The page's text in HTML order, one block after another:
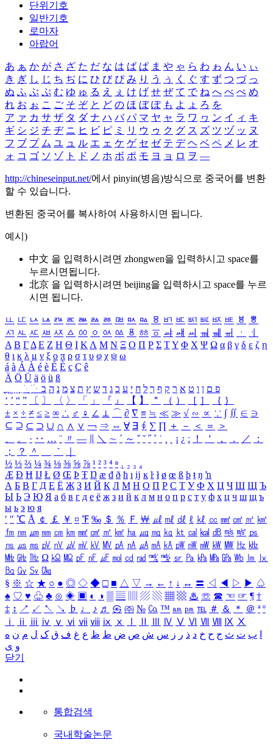
단위기호
일반기호
로마자
아랍어
あ ぁ か が さ ざ た だ な は ば ぱ ま や ゃ ら わ ゎ ん い ぃ
き ぎ し じ ち ぢ に ひ び ぴ み り う ぅ く ぐ す ず つ づ っ
ぬ ふ ぶ ぷ む ゆ ゅ る え ぇ け げ せ ぜ て で ね へ べ ぺ め
れ お ぉ こ ご そ ぞ と ど の ほ ぼ ぽ も よ ょ ろ を
ア ァ カ サ ザ タ ダ ナ ハ バ パ マ ヤ ャ ラ ワ ヮ ン イ ィ キ
ギ シ ジ チ ヂ ニ ヒ ビ ピ ミ リ ウ ゥ ク グ ス ズ ツ ヅ ッ ヌ
フ ブ プ ム ユ ュ ル エ ェ ケ ゲ セ ゼ テ デ ヘ ベ ペ メ レ オ
ォ コ ゴ ソ ゾ ト ド ノ ホ ボ ポ モ ヨ ョ ロ ヲ ―
http://chineseinput.net/에서 pinyin(병음)방식으로 중국어를 변환
할 수 있습니다.
변환된 중국어를 복사하여 사용하시면 됩니다.
예시)
中文 을 입력하시려면 zhongwen을 입력하시고 space를
누르시면됩니다.
北京 을 입력하시려면 beijing을 입력하시고 space를 누르
시면 됩니다.
ㅥ ㅦ ㅧ ㅨ ㅩ ㅪ ㅫ ㅬ ㅭ ㅮ ㅯ ㅰ ㅱ ㅲ ㅳ ㅴ ㅵ ㅶ ㅷ ㅸ
ㅹ
ㅺ ㅻ ㅼ ㅽ ㅾ ㅿ ㆀ ㆁ ㆂ ㆃ ㆄ ㆅ ㆆ ㆇ ㆈ ㆉ ㆊ ㆋ ㆌ ㆍ
ㆎ
Α Β ΓΔ Ε Ζ Η Θ Ι ΚΛ Μ Ν Ξ Ο Π Ρ Σ ΤΥ Φ Χ Ψ Ω α β γ δ ε ζ η
θ ι κ λ μ ν ξ ο π ρ σ τ υ φ χ ψ ω
á à Á À é è É È ç Ç ê
Ä Ö Ü ä ö ü ß
ִֶֹ ֻּ ׁׂ פ ם ן ו ט א ר ק ף ך ל ח י ע כ ג ד ש ץ ת צ מ נ ה ב
‘ ’ “ ” 〔 〕 〈 〉 「 」 『 』 【 】 ＂ （ ） ［ ］ ｛ ｝
± × ÷ ≠ ≤ ≥ ∞ ∴ ♂ ♀ ∠ ⊥ ⌒ ∂ ∇ ≡ ≒ ≪ ≫ √ ∽ ∝ ∵ ∫ ∬ ∈ ∋
⊆ ⊇ ⊂ ⊃ ∪ ∩ ∧ ∨ ￢ ⇒ ⇔ ∀ ∃ ∮ ∑ ∏ ＋ － ＜ ＝
＞
、
。 · ‥ … ¨ 〃 ― ＼ ∼ ´ ～ ˇ ˘ ˝ ˚ ˙ ¸ ¡ ¿ ː ！ ＇ ， ． ／
：
；
？ ＾ ｀
½ ⅓ ⅔ ¼ ¾ ⅛ ⅜ ⅝ ⅞ ¹ ² ³ ⁴ ⁿ ₁ ₂ ₃ ₄
Æ Ð Ħ Ĳ Ł Ø Œ Þ Ŧ Ŋ æ đ ð ħ ı ĳ ĸ ŀ ł ø œ ß þ ŧ ŋ ŉ
А Б В Г Д Е Ё Ж З И Й К Л М Н О П Р С Т У Ф Х Ц Ч Ш Щ Ъ
Ы Ь Э Ю Я а б в г д е ё ж з и й к л м н о п р с т у ф х ц ч ш щ ъ
ы ь э ю я
′ ″ ℃ Å ￠ ￡ ￥ ¤ ℉ ‰ ＄ ％ Ｆ ￦ ㎕ ㎖ ㎗ ℓ ㎘ ㏄ ㎣ ㎤ ㎥ ㎦
㎙ ㎚ ㎛ ㎜ ㎝ ㎞ ㎟ ㎠ ㎡ ㎢ ㏊ ㎍ ㎎ ㎏ ㏏ ㎈ ㎉ ㏈ ㎧ ㎨ ㎰
㎱ ㎲ ㎳ ㎴ ㎵ ㎶ ㎷ ㎸ ㎹ ㎀ ㎁ ㎂ ㎃ ㎄ ㎺ ㎻ ㎽ ㎾ ㎿ ㎐ ㎑
㎒ ㎓ ㎔ Ω ㏀ ㏁ ㎊ ㎋ ㎌ ㏖ ㏅ ㎭ ㎮ ㎯ ㏛ ㎩ ㎪ ㎫ ㎬ ㏝ ㏐
㏓
㏃ ㏉ ㏜ ㏆
§ ※ ☆ ★ ○ ● ◎ ◇ ◆ □ ■ △ ▽ → ← ↑ ↓ ↔ 〓 ◁ ◀ ▷ ▶ ♤
♠ ♡ ♥ ♧ ♣ ⊙ ◈ ▣ ◐ ◑ ▒ ▤ ▨ ▧ ▦ ▩ ♨ ☏ ☎ ☜ ☞ ¶ †
‡ ↕ ↗ ↙ ↖ ↘ ♭ ♩ ♪ ♬ ㉿ ㈜ № ㏇ ™ ㏂ ㏘ ℡ ＃ ＆ ＊ ＠ ª º
ⅰ
ⅱ ⅲ ⅳ ⅴ ⅵ ⅶ ⅷ ⅸ ⅹ Ⅳ Ⅴ Ⅵ Ⅶ Ⅷ Ⅸ Ⅹ
ب ت ث ج ح خ د ذ ر ز س ش ص ض ط ظ ع غ ف ق ک ل م ن ه
و ی
닫기
통합검색
국내학술논문